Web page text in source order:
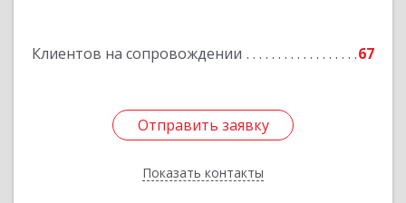
Клиентов на сопровождении 67
Отправить заявку
Показать контакты
Отправить заявку
Назад